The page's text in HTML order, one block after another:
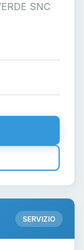
SNC
SERVIZIO